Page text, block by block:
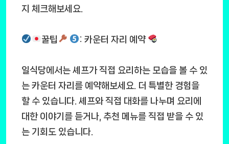
지 체크해보세요.
꿀팁 : 카운터 자리 예약
일식당에서는 셰프가 직접 요리하는 모습을 볼 수 있
는 카운터 자리를 예약해보세요. 더 특별한 경험을
할 수 있습니다. 셰프와 직접 대화를 나누며 요리에
대한 이야기를 듣거나, 추천 메뉴를 직접 받을 수 있
는 기회도 있습니다.